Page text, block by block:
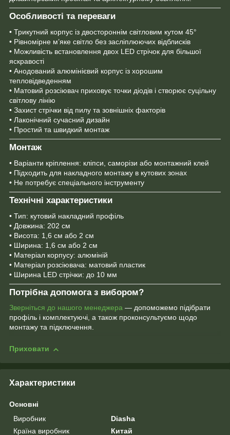
Особливості та переваги
• Трикутний корпус із двостороннім світловим кутом 45°
• Рівномірне м’яке світло без засліплюючих відблисків
• Можливість встановлення двох LED стрічок для більшої
яскравості
• Анодований алюмінієвий корпус із хорошим
тепловідведенням
• Матовий розсіювач приховує точки діодів і створює суцільну
світлову лінію
• Захист стрічки від пилу та зовнішніх факторів
• Лаконічний сучасний дизайн
• Простий та швидкий монтаж
Монтаж
• Варіанти кріплення: кліпси, саморізи або монтажний клей
• Підходить для накладного монтажу в кутових зонах
• Не потребує спеціального інструменту
Технічні характеристики
• Тип: кутовий накладний профіль
• Довжина: 202 см
• Висота: 1,6 см або 2 см
• Ширина: 1,6 см або 2 см
• Матеріал корпусу: алюміній
• Матеріал розсіювача: матовий пластик
• Ширина LED стрічки: до 10 мм
Потрібна допомога з вибором?
Зверніться до нашого менеджера — допоможемо підібрати
профіль і комплектуючі, а також проконсультуємо щодо
монтажу та підключення.
Приховати
Характеристики
Основні
Виробник
Diasha
Країна виробник
Китай